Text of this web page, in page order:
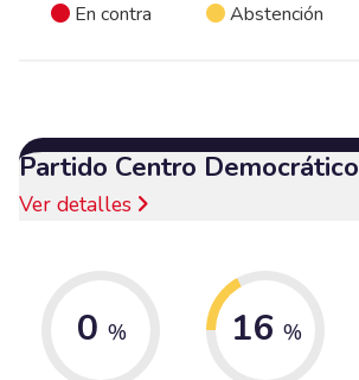
En contra Abstención
Partido Centro Democrático
Ver detalles
0 % 16 %